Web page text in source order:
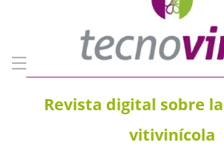
Revista digital sobre
vitivinícola